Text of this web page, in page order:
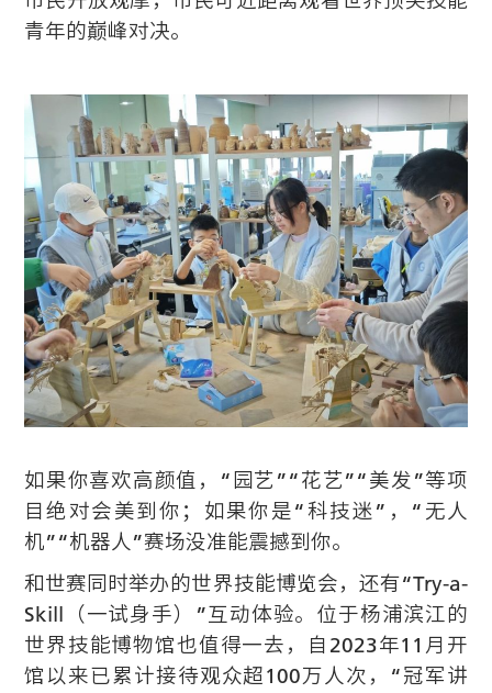
青年的巅峰对决。
如果你喜欢高颜值，“园艺”“花艺”“美发”等项
目绝对会美到你；如果你是“科技迷”，“无人
机”“机器人”赛场没准能震撼到你。
和世赛同时举办的世界技能博览会，还有“Try-a-
Skill（一试身手）”互动体验。位于杨浦滨江的
世界技能博物馆也值得一去，自2023年11月开
馆以来已累计接待观众超100万人次，“冠军讲